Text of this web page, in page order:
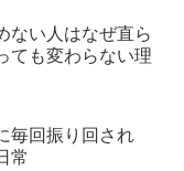
ない人はなぜ直ら
ても変わらない理
毎回振り回され
常